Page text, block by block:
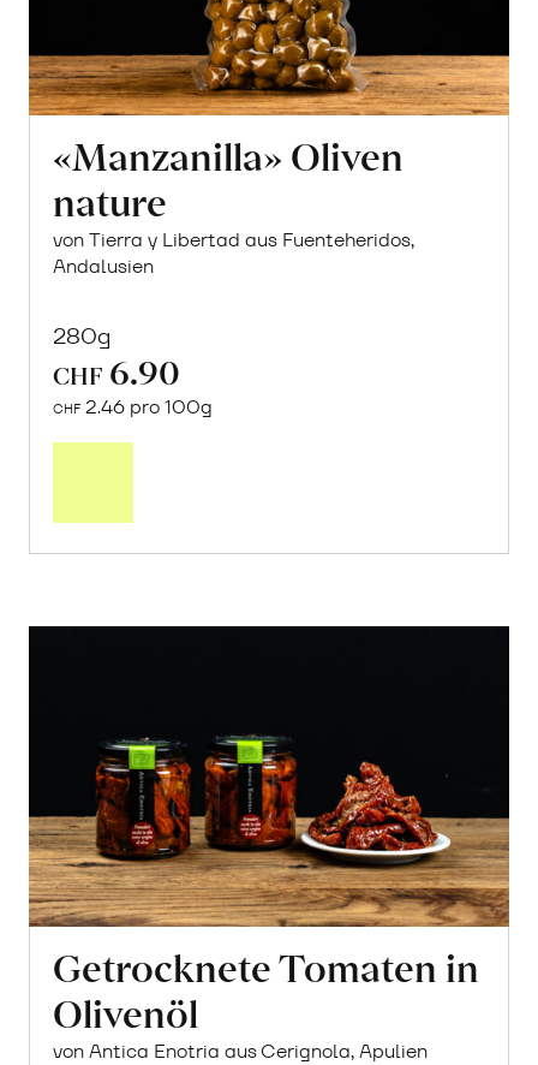
«Manzanilla» Oliven
nature
von Tierra y Libertad aus Fuenteheridos,
Andalusien
280g
CHF 6.90
CHF 2.46 pro 100g
Getrocknete Tomaten in
Olivenöl
von Antica Enotria aus Cerignola, Apulien